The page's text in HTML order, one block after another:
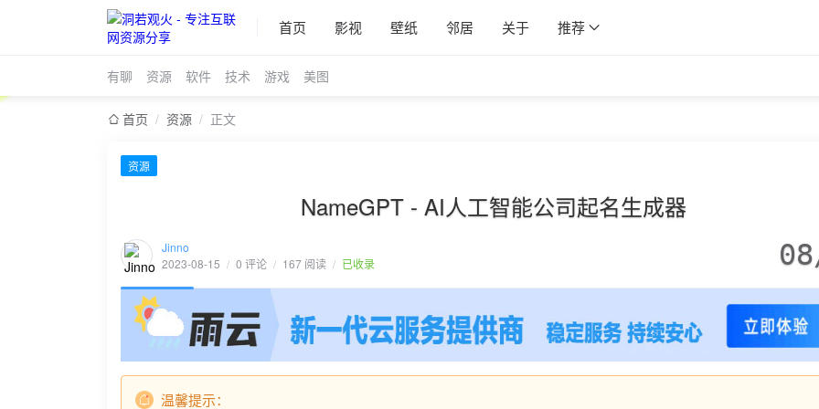
首页 影视 壁纸 邻居 关于 推荐
有聊 资源 软件 技术 游戏 美图
首页 / 资源 / 正文
资源
NameGPT - AI人工智能公司起名生成器
Jinno
2023-08-15 / 0 评论 / 167 阅读 / 已收录
温馨提示：